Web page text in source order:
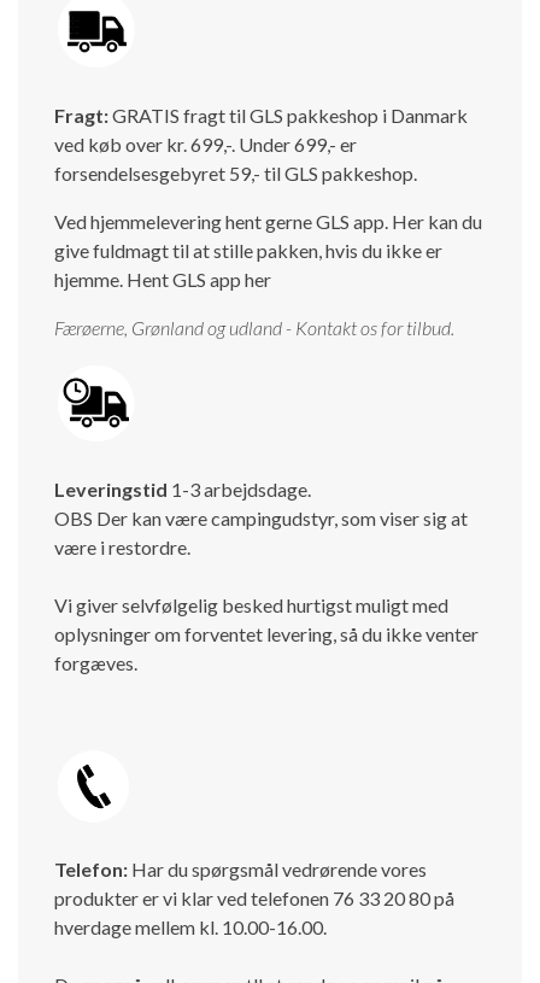
Fragt:GRATIS fragt til GLS pakkeshop i Danmark
ved køb over kr. 699,-. Under 699,- er
forsendelsesgebyret 59,- til GLS pakkeshop.
Ved hjemmelevering hent gerne GLS app. Her kan du
give fuldmagt til at stille pakken, hvis du ikke er
hjemme. Hent GLS app her
Færøerne, Grønland og udland - Kontakt os for tilbud.
Leveringstid 1-3 arbejdsdage.
OBS Der kan være campingudstyr, som viser sig at
være i restordre.
Vi giver selvfølgelig besked hurtigst muligt med
oplysninger om forventet levering, så du ikke venter
forgæves.
Telefon: Har du spørgsmål vedrørende vores
produkter er vi klar ved telefonen 76 33 20 80 på
hverdage mellem kl. 10.00-16.00.